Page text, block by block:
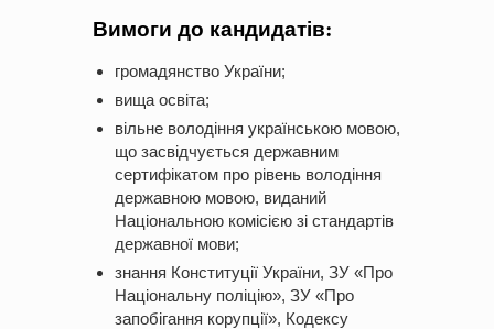
Вимоги до кандидатів:
громадянство України;
вища освіта;
вільне володіння українською мовою,
що засвідчується державним
сертифікатом про рівень володіння
державною мовою, виданий
Національною комісією зі стандартів
державної мови;
знання Конституції України, ЗУ «Про
Національну поліцію», ЗУ «Про
запобігання корупції», Кодексу